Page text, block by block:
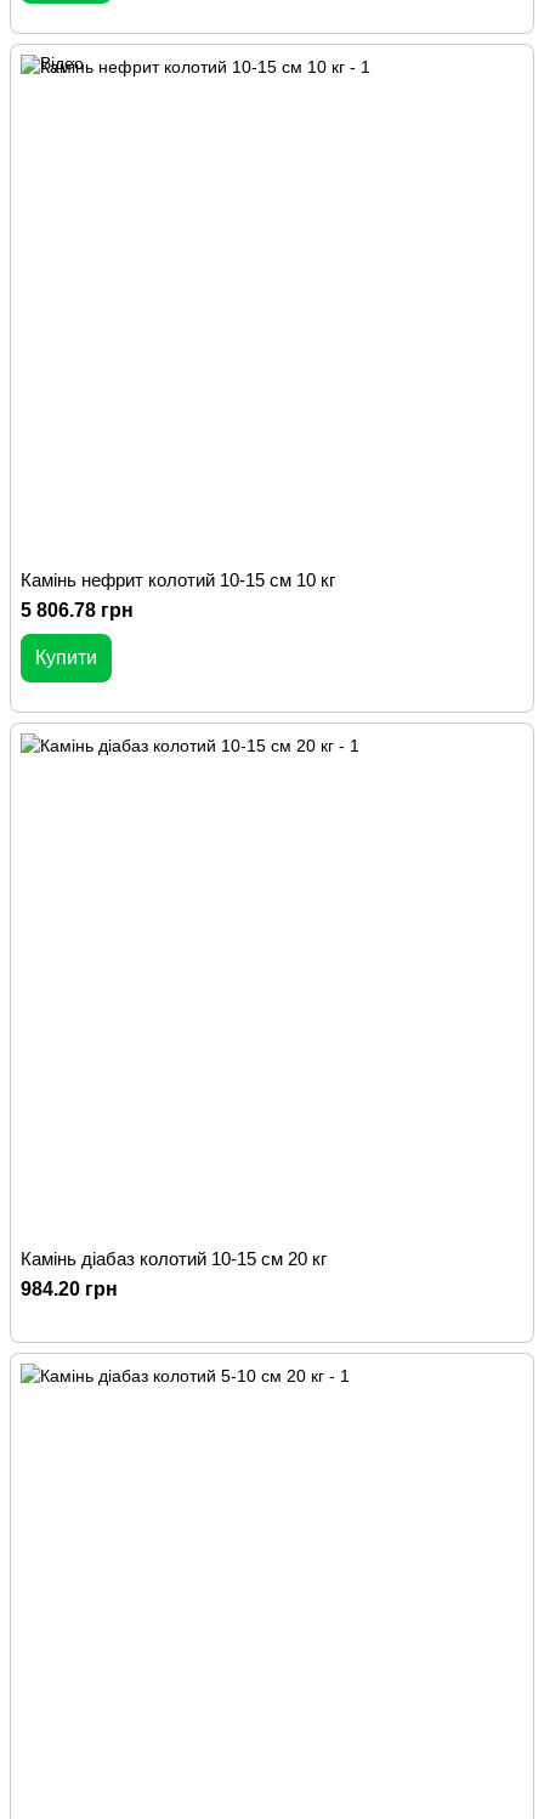
Камінь нефрит колотий 10-15 см 10 кг
5 806.78 грн
Купити
Камінь діабаз колотий 10-15 см 20 кг
984.20 грн